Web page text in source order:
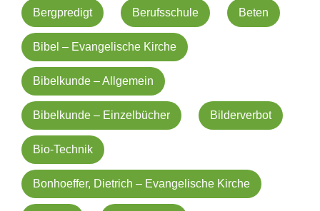
Bergpredigt Berufsschule Beten
Bibel – Evangelische Kirche
Bibelkunde – Allgemein
Bibelkunde – Einzelbücher Bilderverbot
Bio-Technik
Bonhoeffer, Dietrich – Evangelische Kirche